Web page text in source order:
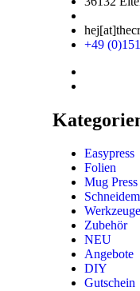
+49
Easypress
Folien
Mug Press
Werkzeuge
Zubehör
NEU
Angebote
DIY
Gutschein